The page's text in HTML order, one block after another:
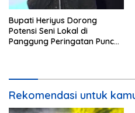
Bupati Heriyus Dorong
Potensi Seni Lokal di
Panggung Peringatan Puncak
Rekomendasi untuk